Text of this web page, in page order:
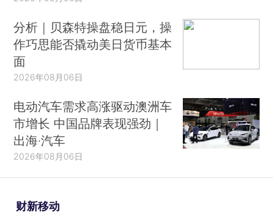
分析｜贝森特操盘稳日元，操
作巧思能否撬动美日货币基本
面
2026年08月06日
电动汽车需求高涨驱动澳洲车
市增长 中国品牌表现强劲｜
出海·汽车
2026年08月06日
财新移动